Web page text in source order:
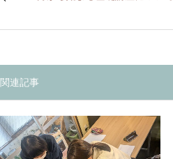
関連記事